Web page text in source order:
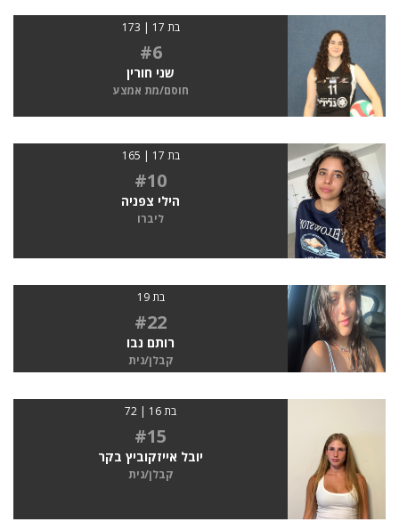
בת 17 | 173
#6
שני חורין
חוסם/מת אמצע
בת 17 | 165
#10
הילי צפניה
ליברו
בת 19
#22
רותם נבו
קבלן/נית
בת 16 | 72
#15
יובל אייזקוביץ בקר
קבלן/נית